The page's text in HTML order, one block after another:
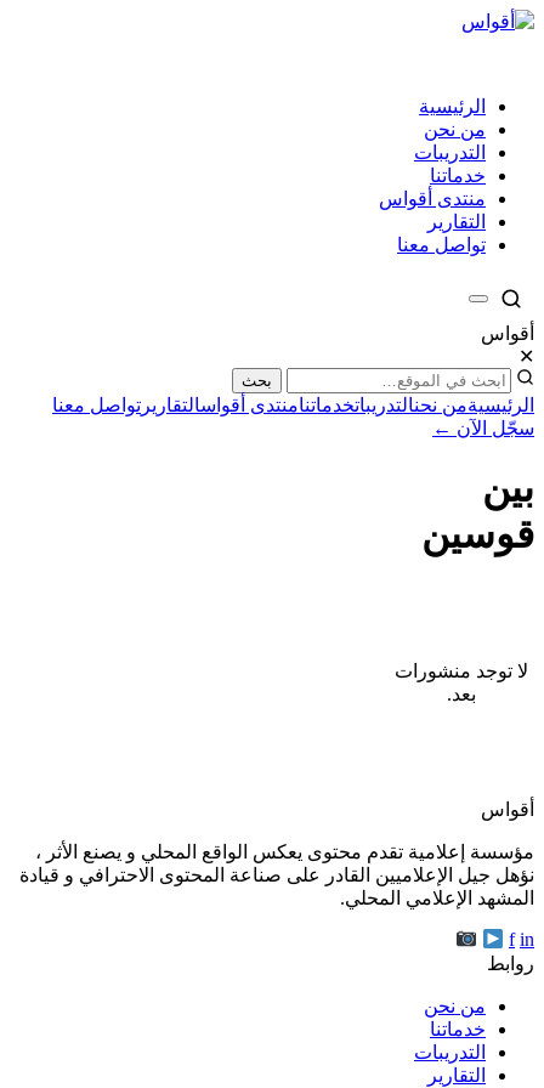
الرئيسية
من نحن
التدريبات
خدماتنا
منتدى أقواس
التقارير
تواصل معنا
أقواس
✕
بحث
الرئيسيةمن نحنالتدريباتخدماتنامنتدى أقواسالتقارير تواصل معنا
سجّل الآن ←
بين
قوسين
لا توجد منشورات
بعد.
أقواس
مؤسسة إعلامية تقدم محتوى يعكس الواقع المحلي و يصنع الأثر ،
نؤهل جيل الإعلاميين القادر على صناعة المحتوى الاحترافي و قيادة
المشهد الإعلامي المحلي.
f in
روابط
من نحن
خدماتنا
التدريبات
التقارير